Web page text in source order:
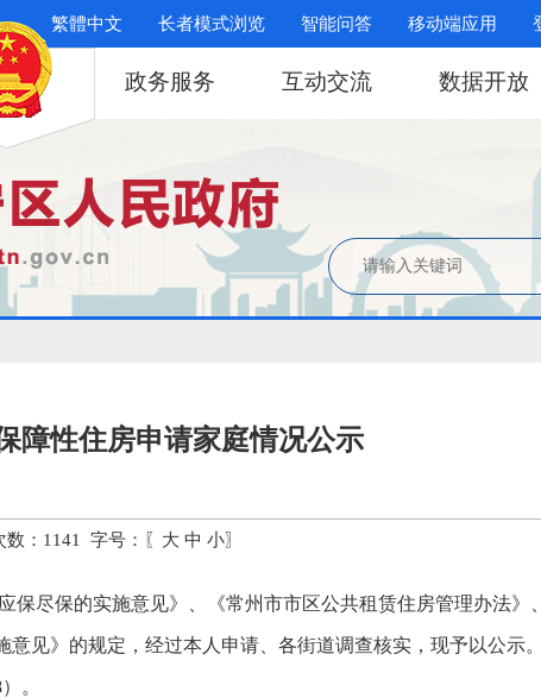
繁體中文 长者模式浏览 智能问答 移动端应用
政务服务 互动交流 数据开放
障性住房申请家庭情况公示
： 1141 字号：〖 大 中 小〗
尽保的实施意见》、《常州市市区公共租赁住房管理办法》
见》的规定，经过本人申请、各街道调查核实，现予以公示
。